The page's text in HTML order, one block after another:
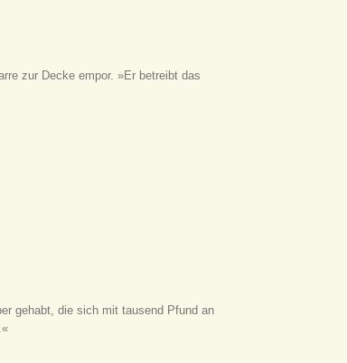
zur Decke empor. »Er betreibt das
gehabt, die sich mit tausend Pfund an